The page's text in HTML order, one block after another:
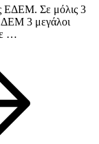
ΕΔΕΜ. Σε μόλις 3
3 μεγάλοι
…